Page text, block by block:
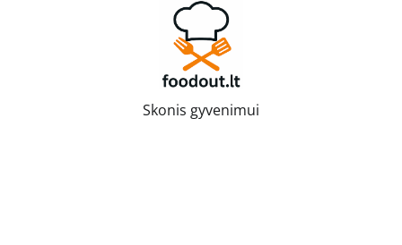
Skonis gyvenimui